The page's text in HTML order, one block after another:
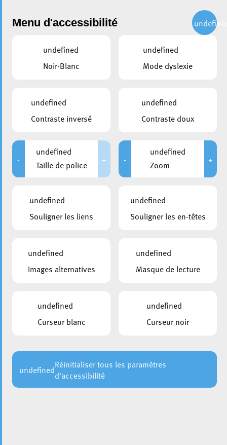
Administration
Menu d'accessibilité
undefined
Noir-Blanc
undefined
Mode dyslexie
undefined
Contraste inversé
undefined
Contraste doux
-
undefined
Taille de police
+ -
undefined
Zoom
+
undefined
Souligner les liens
undefined
Souligner les en-têtes
undefined
Images alternatives
undefined
Masque de lecture
undefined
Curseur blanc
undefined
Curseur noir
undefinedRéinitialiser tous les paramètres
d'accessibilité